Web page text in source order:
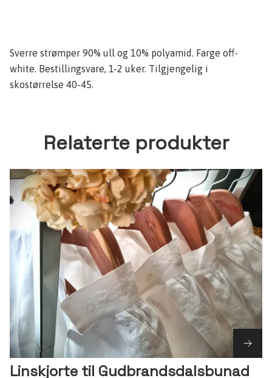
Sverre strømper 90% ull og 10% polyamid. Farge off-
white. Bestillingsvare, 1-2 uker. Tilgjengelig i
skostørrelse 40-45.
Relaterte produkter
Linskjorte til Gudbrandsdalsbunad